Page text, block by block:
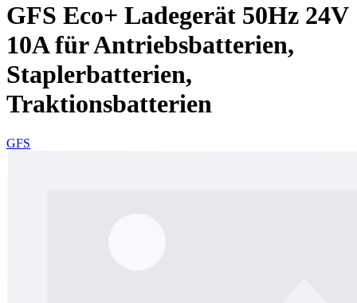
GFS Eco+ Ladegerät 50Hz 24V
10A für Antriebsbatterien,
Staplerbatterien,
Traktionsbatterien
GFS